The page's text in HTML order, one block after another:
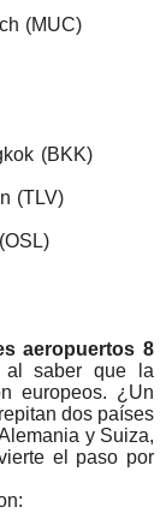
(MUC)
(FRA)
(GVA)
(BKK)
(TLV)
(OSL)
(DUB)
aeropuertos 8
al saber que la
europeos. ¿Un
dos países
y Suiza,
el paso por